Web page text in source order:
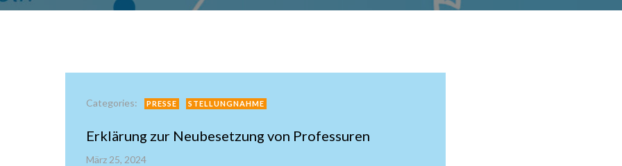
Categories: PRESSE STELLUNGNAHME
Erklärung zur Neubesetzung von Professuren
März 25, 2024